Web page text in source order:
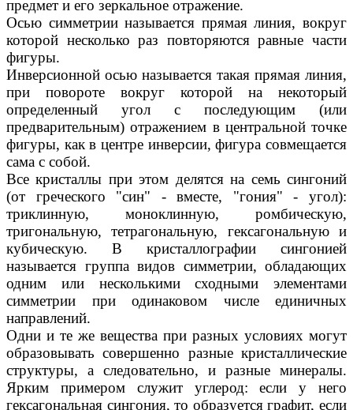
предмет и его зеркальное отражение.
Осью симметрии называется прямая линия, вокруг
которой несколько раз повторяются равные части
фигуры.
Инверсионной осью называется такая прямая линия,
при повороте вокруг которой на некоторый
определенный угол с последующим (или
предварительным) отражением в центральной точке
фигуры, как в центре инверсии, фигура совмещается
сама с собой.
Все кристаллы при этом делятся на семь сингоний
(от греческого "син" - вместе, "гония" - угол):
триклинную, моноклинную, ромбическую,
тригональную, тетрагональную, гексагональную и
кубическую. В кристаллографии сингонией
называется группа видов симметрии, обладающих
одним или несколькими сходными элементами
симметрии при одинаковом числе единичных
направлений.
Одни и те же вещества при разных условиях могут
образовывать совершенно разные кристаллические
структуры, а следовательно, и разные минералы.
Ярким примером служит углерод: если у него
гексагональная сингония, то образуется графит, если